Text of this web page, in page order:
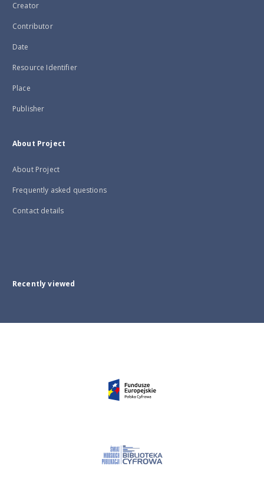
Creator
Contributor
Date
Resource Identifier
Place
Publisher
About Project
About Project
Frequently asked questions
Contact details
Recently viewed